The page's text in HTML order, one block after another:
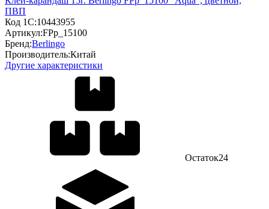
ПВП
Код 1С:10443955
Артикул:FPp_15100
Бренд:Berlingo
Производитель:Китай
Другие характеристики
Остаток24